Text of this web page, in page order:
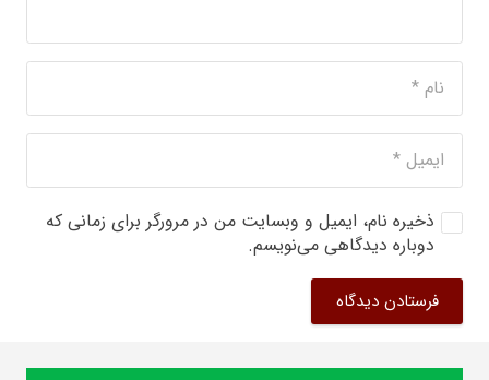
ذخیره نام، ایمیل و وبسایت من در مرورگر برای زمانی که
دوباره دیدگاهی می‌نویسم.
فرستادن دیدگاه